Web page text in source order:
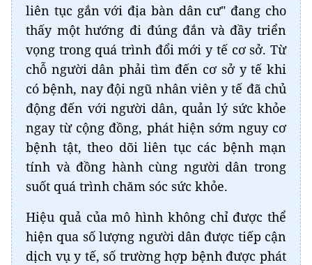
liên tục gắn với địa bàn dân cư" đang cho
thấy một hướng đi đúng đắn và đầy triển
vọng trong quá trình đổi mới y tế cơ sở. Từ
chỗ người dân phải tìm đến cơ sở y tế khi
có bệnh, nay đội ngũ nhân viên y tế đã chủ
động đến với người dân, quản lý sức khỏe
ngay từ cộng đồng, phát hiện sớm nguy cơ
bệnh tật, theo dõi liên tục các bệnh mạn
tính và đồng hành cùng người dân trong
suốt quá trình chăm sóc sức khỏe.
Hiệu quả của mô hình không chỉ được thể
hiện qua số lượng người dân được tiếp cận
dịch vụ y tế, số trường hợp bệnh được phát